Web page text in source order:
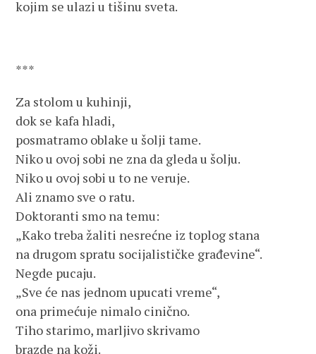
kojim se ulazi u tišinu sveta.
***
Za stolom u kuhinji,
dok se kafa hladi,
posmatramo oblake u šolji tame.
Niko u ovoj sobi ne zna da gleda u šolju.
Niko u ovoj sobi u to ne veruje.
Ali znamo sve o ratu.
Doktoranti smo na temu:
„Kako treba žaliti nesrećne iz toplog stana
na drugom spratu socijalističke građevine“.
Negde pucaju.
„Sve će nas jednom upucati vreme“,
ona primećuje nimalo cinično.
Tiho starimo, marljivo skrivamo
brazde na koži.